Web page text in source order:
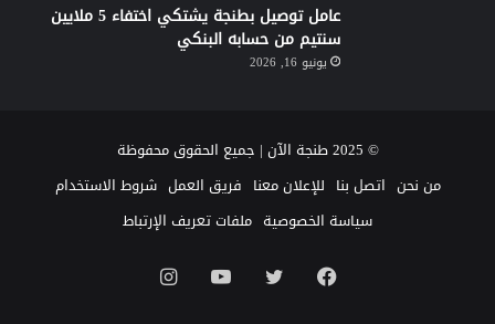
عامل توصيل بطنجة يشتكي اختفاء 5 ملايين
سنتيم من حسابه البنكي
يونيو 16, 2026
© 2025 طنجة الآن | جميع الحقوق محفوظة
من نحن اتصل بنا للإعلان معنا فريق العمل شروط الاستخدام
سياسة الخصوصية ملفات تعريف الإرتباط
فيسبوك تويتر يوتيوبانستقرام